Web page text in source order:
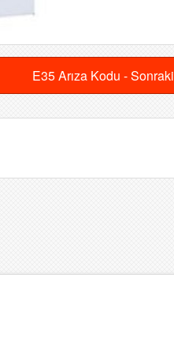
E35 Arıza Kodu - Sonraki